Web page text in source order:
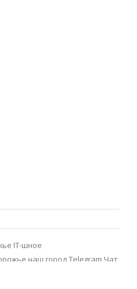
IT-шное
наш город Telegram Чат